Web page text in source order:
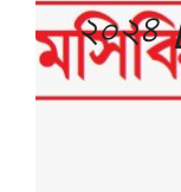
২০২৪